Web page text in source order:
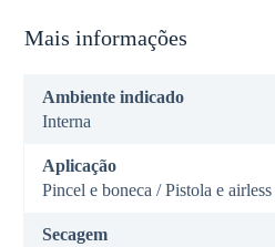
Mais informações
Ambiente indicado
Interna
Aplicação
Pincel e boneca / Pistola e airless
Secagem